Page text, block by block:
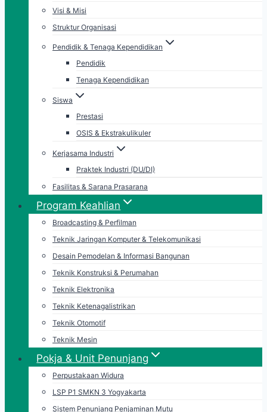
Visi & Misi
Struktur Organisasi
Pendidik & Tenaga Kependidikan
Pendidik
Tenaga Kependidikan
Siswa
Prestasi
OSIS & Ekstrakulikuler
Kerjasama Industri
Praktek Industri (DU/DI)
Fasilitas & Sarana Prasarana
Program Keahlian
Broadcasting & Perfilman
Teknik Jaringan Komputer & Telekomunikasi
Desain Pemodelan & Informasi Bangunan
Teknik Konstruksi & Perumahan
Teknik Elektronika
Teknik Ketenagalistrikan
Teknik Otomotif
Teknik Mesin
Pokja & Unit Penunjang
Perpustakaan Widura
LSP P1 SMKN 3 Yogyakarta
Sistem Penunjang Penjaminan Mutu